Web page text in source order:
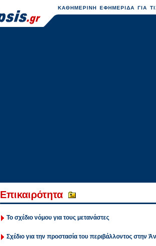
ΚΑΘΗΜΕΡΙΝΗ ΕΦΗΜΕΡΙΔΑ ΓΙΑ
Επικαιρότητα
Το σχέδιο νόμου για τους μετανάστες
Σχέδιο για την προστασία του περιβάλλοντος στην